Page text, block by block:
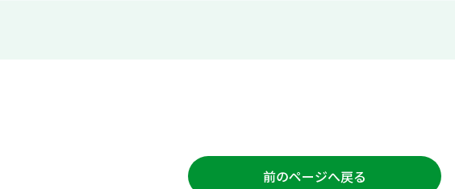
前のページへ戻る